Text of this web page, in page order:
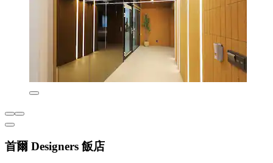
首爾 Designers 飯店